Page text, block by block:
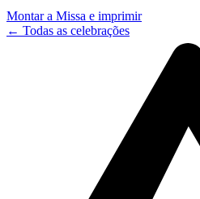
Montar a Missa e imprimir
← Todas as celebrações